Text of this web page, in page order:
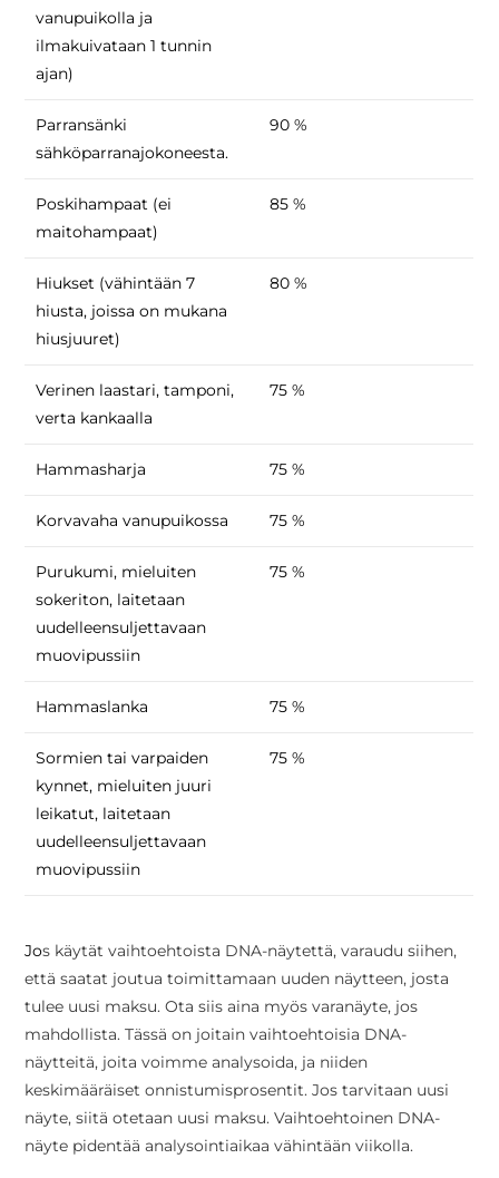
vanupuikolla ja
ilmakuivataan 1 tunnin
ajan)
Parransänki
sähköparranajokoneesta.
90 %
Poskihampaat (ei
maitohampaat)
85 %
Hiukset (vähintään 7
hiusta, joissa on mukana
hiusjuuret)
80 %
Verinen laastari, tamponi,
verta kankaalla
75 %
Hammasharja 75 %
Korvavaha vanupuikossa 75 %
Purukumi, mieluiten
sokeriton, laitetaan
uudelleensuljettavaan
muovipussiin
75 %
Hammaslanka 75 %
Sormien tai varpaiden
kynnet, mieluiten juuri
leikatut, laitetaan
uudelleensuljettavaan
muovipussiin
75 %
Jos käytät vaihtoehtoista DNA-näytettä, varaudu siihen,
että saatat joutua toimittamaan uuden näytteen, josta
tulee uusi maksu. Ota siis aina myös varanäyte, jos
mahdollista. Tässä on joitain ​​vaihtoehtoisia DNA-
näytteitä, joita voimme analysoida, ja niiden
keskimääräiset onnistumisprosentit. Jos tarvitaan uusi
näyte, siitä otetaan uusi maksu. Vaihtoehtoinen DNA-
näyte pidentää analysointiaikaa vähintään viikolla.